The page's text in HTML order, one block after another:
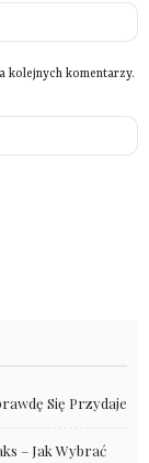
kolejnych komentarzy.
Się Przydaje
– Jak Wybrać